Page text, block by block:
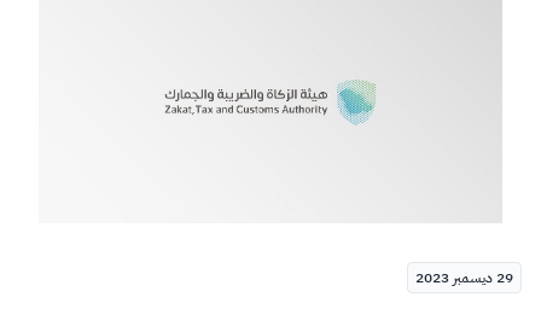
29 ديسمبر 2023